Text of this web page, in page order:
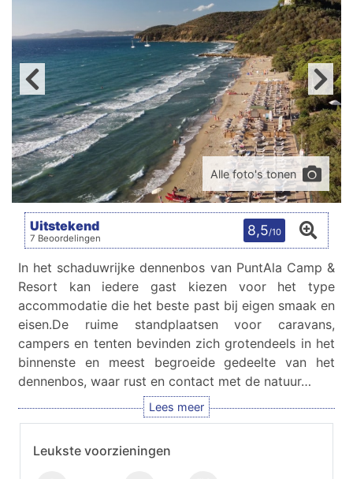
Leukste voorzieningen
Alle foto's tonen
Uitstekend
7 Beoordelingen 8,5/10
In het schaduwrijke dennenbos van PuntAla Camp &
Resort kan iedere gast kiezen voor het type
accommodatie die het beste past bij eigen smaak en
eisen.De ruime standplaatsen voor caravans,
campers en tenten bevinden zich grotendeels in het
binnenste en meest begroeide gedeelte van het
dennenbos, waar rust en contact met de natuur…